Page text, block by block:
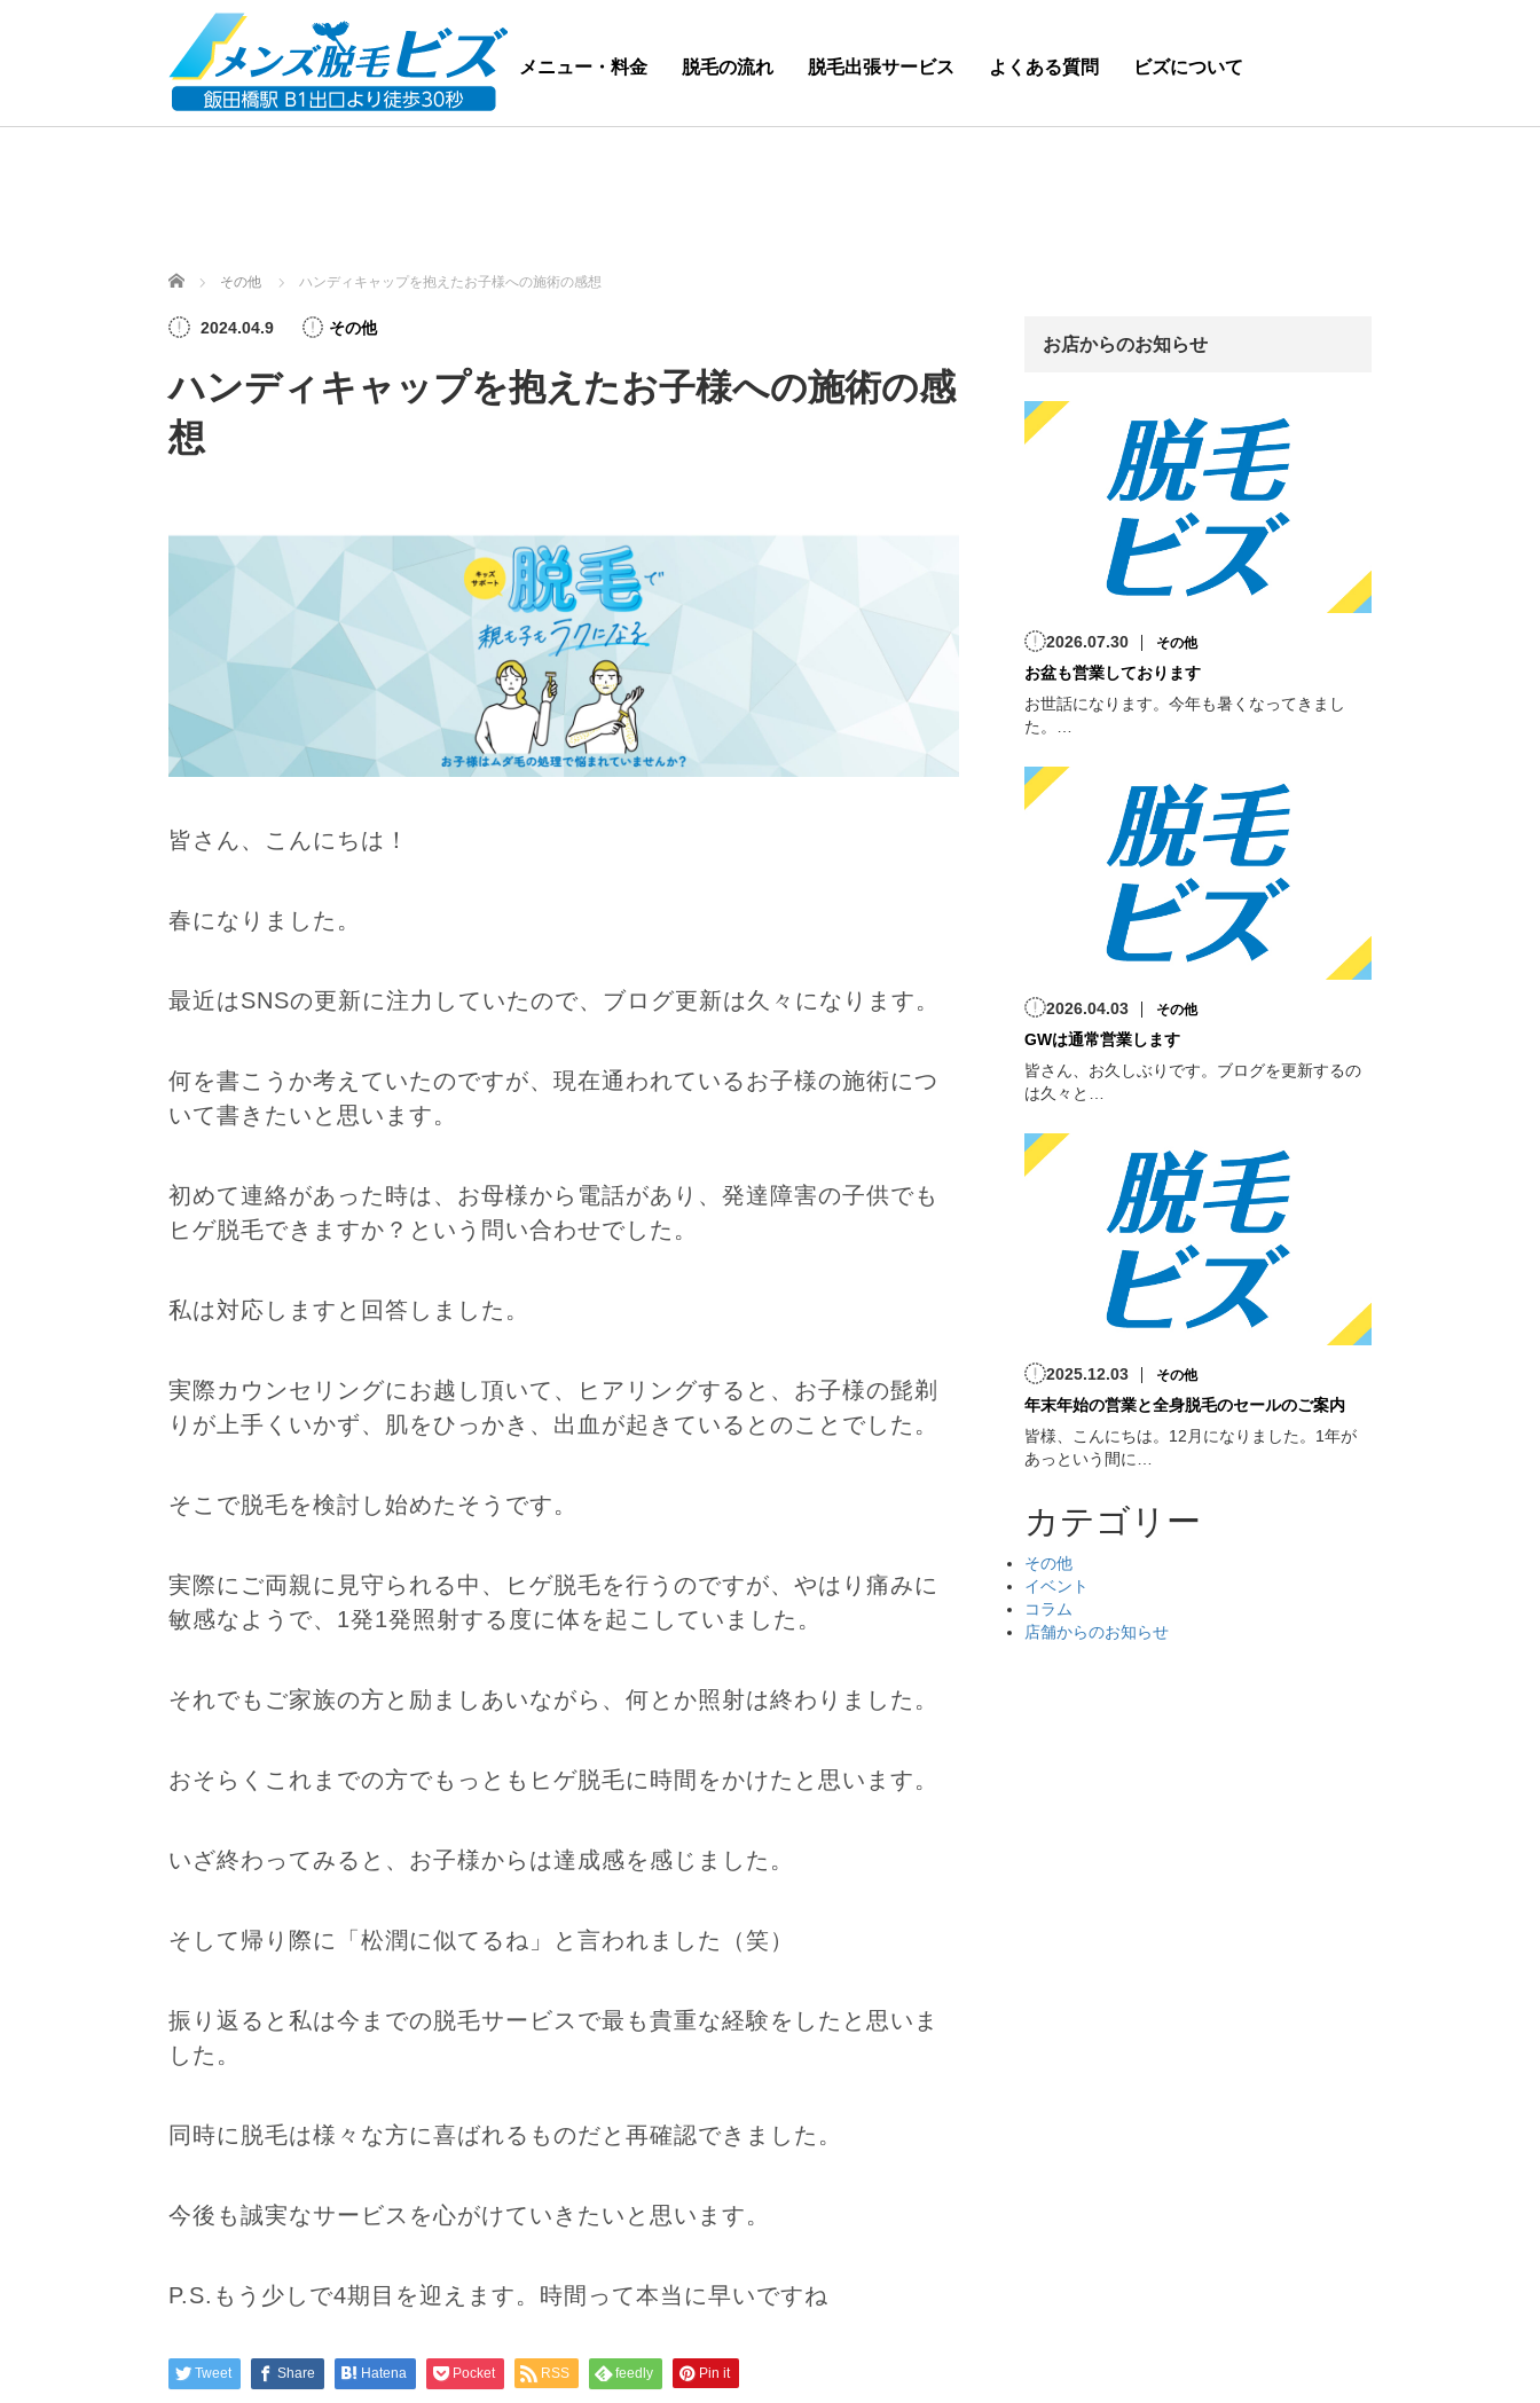
メニュー・料金 脱毛の流れ 脱毛出張サービス よくある質問 ビズについて
ホーム その他 ハンディキャップを抱えたお子様への施術の感想
2024.04.9 その他
ハンディキャップを抱えたお子様への施術の感
想
皆さん、こんにちは！
春になりました。
最近はSNSの更新に注力していたので、ブログ更新は久々になります。
何を書こうか考えていたのですが、現在通われているお子様の施術につ
いて書きたいと思います。
初めて連絡があった時は、お母様から電話があり、発達障害の子供でも
ヒゲ脱毛できますか？という問い合わせでした。
私は対応しますと回答しました。
実際カウンセリングにお越し頂いて、ヒアリングすると、お子様の髭剃
りが上手くいかず、肌をひっかき、出血が起きているとのことでした。
そこで脱毛を検討し始めたそうです。
実際にご両親に見守られる中、ヒゲ脱毛を行うのですが、やはり痛みに
敏感なようで、1発1発照射する度に体を起こしていました。
それでもご家族の方と励ましあいながら、何とか照射は終わりました。
おそらくこれまでの方でもっともヒゲ脱毛に時間をかけたと思います。
いざ終わってみると、お子様からは達成感を感じました。
そして帰り際に「松潤に似てるね」と言われました（笑）
振り返ると私は今までの脱毛サービスで最も貴重な経験をしたと思いま
した。
同時に脱毛は様々な方に喜ばれるものだと再確認できました。
今後も誠実なサービスを心がけていきたいと思います。
P.S.もう少しで4期目を迎えます。時間って本当に早いですね
Tweet Share Hatena Pocket RSS feedly Pin it
お店からのお知らせ
2026.07.30 その他
お盆も営業しております
お世話になります。今年も暑くなってきまし
た。…
2026.04.03 その他
GWは通常営業します
皆さん、お久しぶりです。ブログを更新するの
は久々と…
2025.12.03 その他
年末年始の営業と全身脱毛のセールのご案内
皆様、こんにちは。12月になりました。1年が
あっという間に…
カテゴリー
その他
イベント
コラム
店舗からのお知らせ